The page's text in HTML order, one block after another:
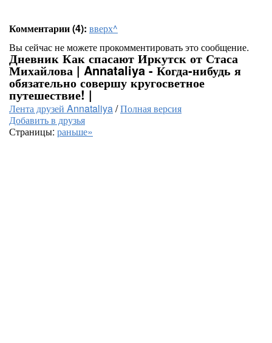
Комментарии (4): вверх^
Вы сейчас не можете прокомментировать это сообщение.
Дневник Как спасают Иркутск от Стаса
Михайлова | Annataliya - Когда-нибудь я
обязательно совершу кругосветное
путешествие! |
Лента друзей Annataliya/Полная версия
Добавить в друзья
Страницы: раньше»